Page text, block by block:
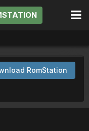
RomStation